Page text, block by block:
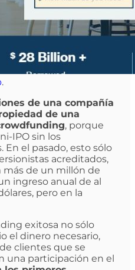
.
de una compañía
de una
, porque
IPO sin los
En el pasado, esto sólo
acreditados,
más de un millón de
ingreso anual de al
pero en la
exitosa no sólo
el dinero necesario,
clientes que se
una participación en el